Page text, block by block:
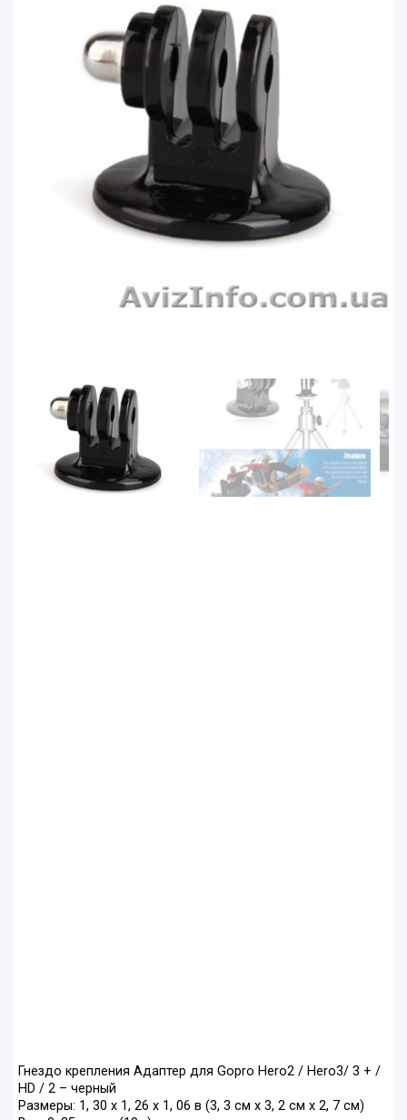
Гнездо крепления Адаптер для Gopro Hero2 / Hero3/ 3 + /
HD / 2 – черный
Размеры: 1, 30 х 1, 26 х 1, 06 в (3, 3 см х 3, 2 см х 2, 7 см)